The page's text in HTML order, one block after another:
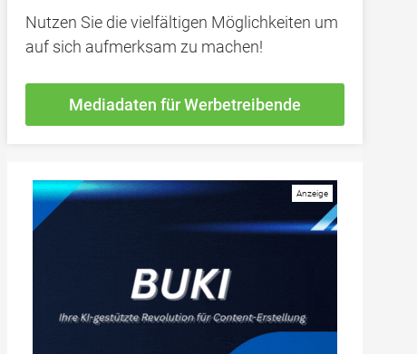
Nutzen Sie die vielfältigen Möglichkeiten um
auf sich aufmerksam zu machen!
Mediadaten für Werbetreibende